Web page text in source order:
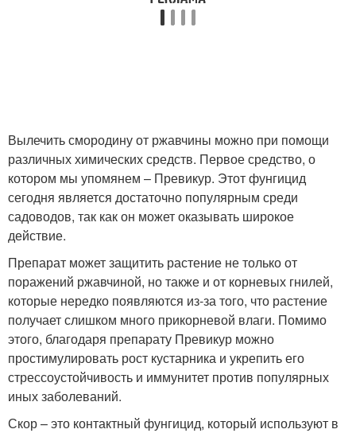
Вылечить смородину от ржавчины можно при помощи
различных химических средств. Первое средство, о
котором мы упомянем – Превикур. Этот фунгицид
сегодня является достаточно популярным среди
садоводов, так как он может оказывать широкое
действие.
Препарат может защитить растение не только от
поражений ржавчиной, но также и от корневых гнилей,
которые нередко появляются из-за того, что растение
получает слишком много прикорневой влаги. Помимо
этого, благодаря препарату Превикур можно
простимулировать рост кустарника и укрепить его
стрессоустойчивость и иммунитет против популярных
иных заболеваний.
Скор – это контактный фунгицид, который используют в